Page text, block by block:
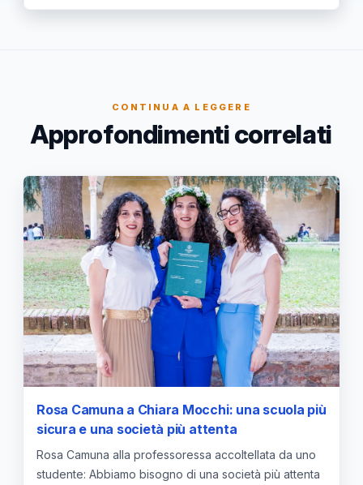
CONTINUA A LEGGERE
Approfondimenti correlati
Rosa Camuna a Chiara Mocchi: una scuola più
sicura e una società più attenta
Rosa Camuna alla professoressa accoltellata da uno
studente: Abbiamo bisogno di una società più attenta